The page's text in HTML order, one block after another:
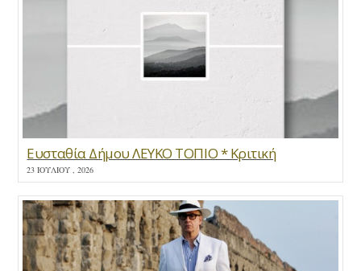
Ευσταθία Δήμου ΛΕΥΚΟ ΤΟΠΙΟ * Κριτική
23 ΙΟΥΛΊΟΥ , 2026